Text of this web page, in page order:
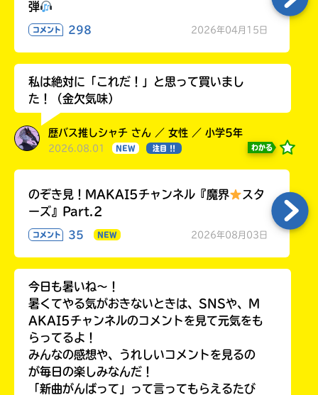
弾
コメント 298 2026年04月15日
私は絶対に「これだ！」と思って買いまし
た！（金欠気味）
歴バス推しシャチ さん ／ 女性 ／ 小学5年
2026.08.01 NEW 注目 !! わかる
のぞき見！MAKAI5チャンネル『魔界
スタ
ーズ』Part.2
コメント 35 NEW 2026年08月03日
今日も暑いね〜！
暑くてやる気がおきないときは、SNSや、M
AKAI5チャンネルのコメントを見て元気をも
らってるよ！
みんなの感想や、うれしいコメントを見るの
が毎日の楽しみなんだ！
「新曲がんばって」って言ってもらえるたび